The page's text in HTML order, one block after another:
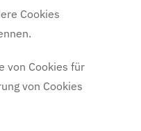
Cookies
von Cookies für
von Cookies